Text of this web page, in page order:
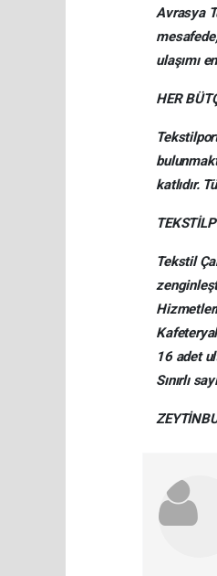
Avrasya
ulaşımı
HER
katlıdır.
Tekstil
16 adet
Sınırlı